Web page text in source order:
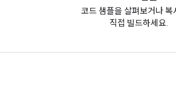
코드 샘플을 살펴보거나 복
직접 빌드하세요.